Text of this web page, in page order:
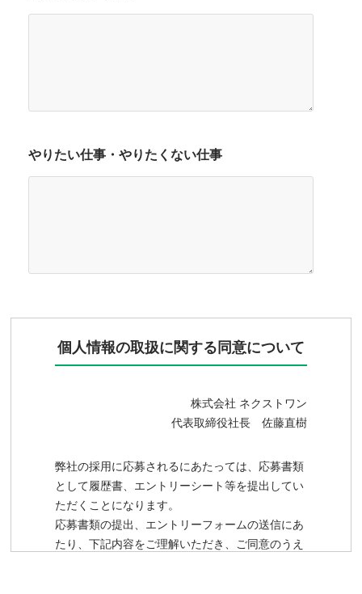
やりたい仕事・やりたくない仕事
個人情報の取扱に関する同意について
株式会社 ネクストワン
代表取締役社長 佐藤直樹
弊社の採用に応募されるにあたっては、応募書類
として履歴書、エントリーシート等を提出してい
ただくことになります。
応募書類の提出、エントリーフォームの送信にあ
たり、下記内容をご理解いただき、ご同意のうえ